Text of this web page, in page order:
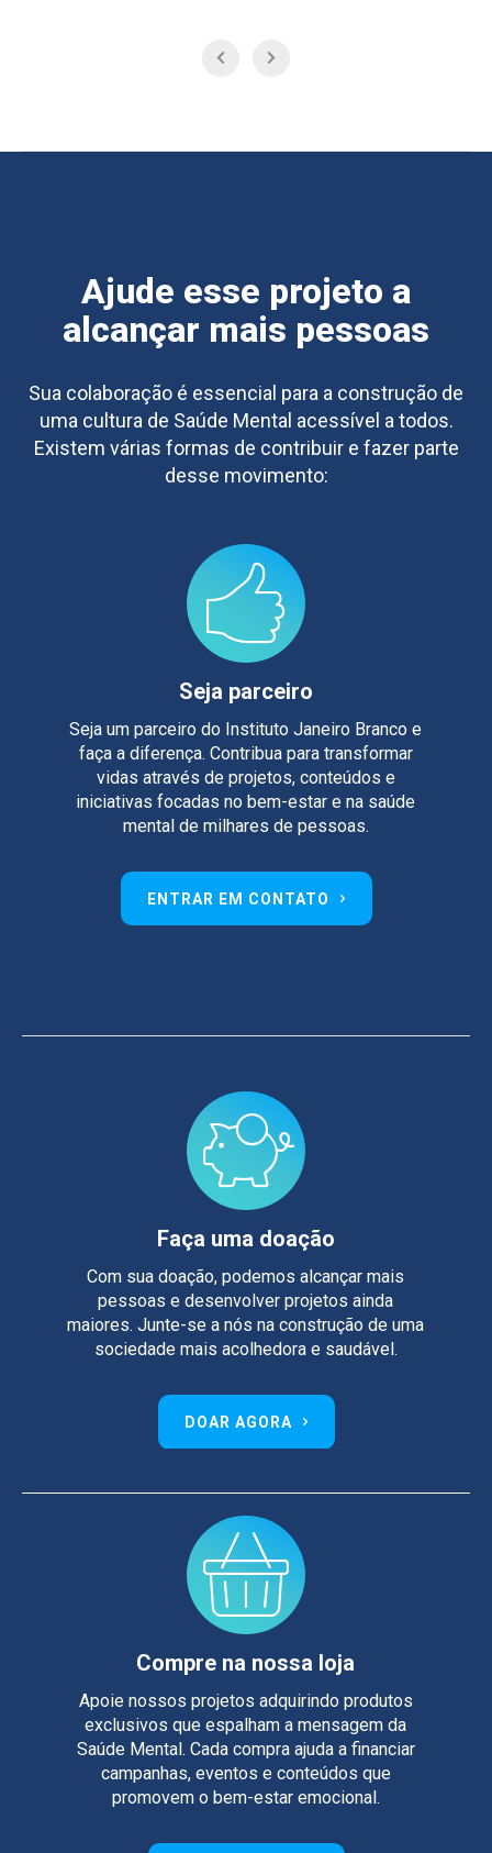
Ajude esse projeto a
alcançar mais pessoas
Sua colaboração é essencial para a construção de
uma cultura de Saúde Mental acessível a todos.
Existem várias formas de contribuir e fazer parte
desse movimento:
Seja parceiro
Seja um parceiro do Instituto Janeiro Branco e
faça a diferença. Contribua para transformar
vidas através de projetos, conteúdos e
iniciativas focadas no bem-estar e na saúde
mental de milhares de pessoas.
ENTRAR EM CONTATO
Faça uma doação
Com sua doação, podemos alcançar mais
pessoas e desenvolver projetos ainda
maiores. Junte-se a nós na construção de uma
sociedade mais acolhedora e saudável.
DOAR AGORA
Compre na nossa loja
Apoie nossos projetos adquirindo produtos
exclusivos que espalham a mensagem da
Saúde Mental. Cada compra ajuda a financiar
campanhas, eventos e conteúdos que
promovem o bem-estar emocional.